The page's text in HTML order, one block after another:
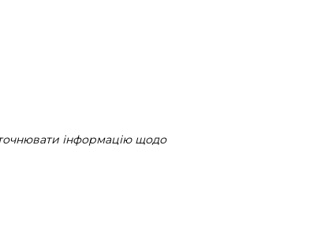
інформацію щодо